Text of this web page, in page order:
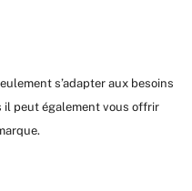
s’adapter aux besoins
il peut également vous offrir